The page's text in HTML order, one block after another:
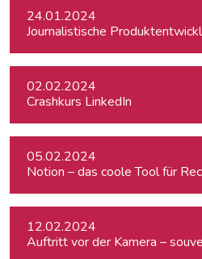
24.01.2024
Journalistische
02.02.2024
Crashkurs LinkedIn
05.02.2024
Notion – das coole Tool für
12.02.2024
Auftritt vor der Kamera –